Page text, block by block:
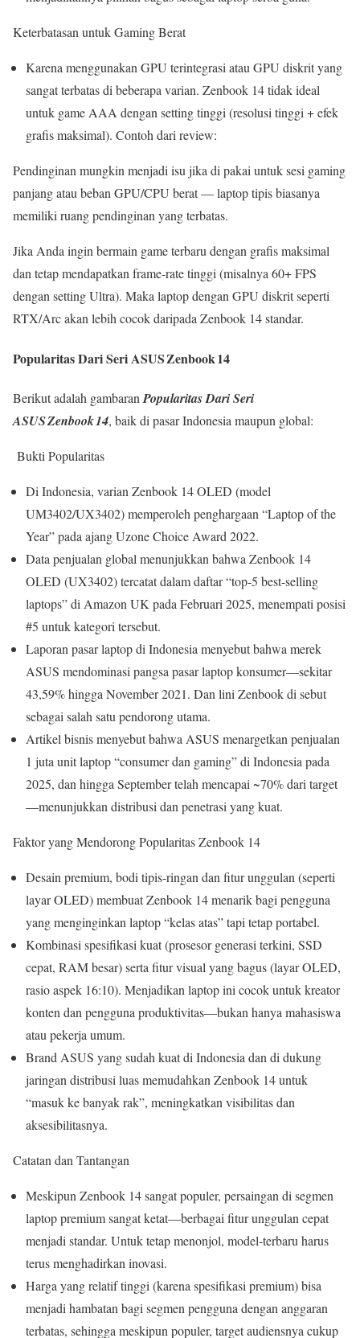
Keterbatasan untuk Gaming Berat
Karena menggunakan GPU terintegrasi atau GPU diskrit yang
sangat terbatas di beberapa varian. Zenbook 14 tidak ideal
untuk game AAA dengan setting tinggi (resolusi tinggi + efek
grafis maksimal). Contoh dari review:
Pendinginan mungkin menjadi isu jika di pakai untuk sesi gaming
panjang atau beban GPU/CPU berat — laptop tipis biasanya
memiliki ruang pendinginan yang terbatas.
Jika Anda ingin bermain game terbaru dengan grafis maksimal
dan tetap mendapatkan frame‐rate tinggi (misalnya 60+ FPS
dengan setting Ultra). Maka laptop dengan GPU diskrit seperti
RTX/Arc akan lebih cocok daripada Zenbook 14 standar.
Popularitas Dari Seri ASUS Zenbook 14
Berikut adalah gambaran Popularitas Dari Seri
ASUS Zenbook 14, baik di pasar Indonesia maupun global:
Bukti Popularitas
Di Indonesia, varian Zenbook 14 OLED (model
UM3402/UX3402) memperoleh penghargaan “Laptop of the
Year” pada ajang Uzone Choice Award 2022.
Data penjualan global menunjukkan bahwa Zenbook 14
OLED (UX3402) tercatat dalam daftar “top-5 best-selling
laptops” di Amazon UK pada Februari 2025, menempati posisi
#5 untuk kategori tersebut.
Laporan pasar laptop di Indonesia menyebut bahwa merek
ASUS mendominasi pangsa pasar laptop konsumer—sekitar
43,59% hingga November 2021. Dan lini Zenbook di sebut
sebagai salah satu pendorong utama.
Artikel bisnis menyebut bahwa ASUS menargetkan penjualan
1 juta unit laptop “consumer dan gaming” di Indonesia pada
2025, dan hingga September telah mencapai ~70% dari target
—menunjukkan distribusi dan penetrasi yang kuat.
Faktor yang Mendorong Popularitas Zenbook 14
Desain premium, bodi tipis-ringan dan fitur unggulan (seperti
layar OLED) membuat Zenbook 14 menarik bagi pengguna
yang menginginkan laptop “kelas atas” tapi tetap portabel.
Kombinasi spesifikasi kuat (prosesor generasi terkini, SSD
cepat, RAM besar) serta fitur visual yang bagus (layar OLED,
rasio aspek 16:10). Menjadikan laptop ini cocok untuk kreator
konten dan pengguna produktivitas—bukan hanya mahasiswa
atau pekerja umum.
Brand ASUS yang sudah kuat di Indonesia dan di dukung
jaringan distribusi luas memudahkan Zenbook 14 untuk
“masuk ke banyak rak”, meningkatkan visibilitas dan
aksesibilitasnya.
Catatan dan Tantangan
Meskipun Zenbook 14 sangat populer, persaingan di segmen
laptop premium sangat ketat—berbagai fitur unggulan cepat
menjadi standar. Untuk tetap menonjol, model-terbaru harus
terus menghadirkan inovasi.
Harga yang relatif tinggi (karena spesifikasi premium) bisa
menjadi hambatan bagi segmen pengguna dengan anggaran
terbatas, sehingga meskipun populer, target audiensnya cukup